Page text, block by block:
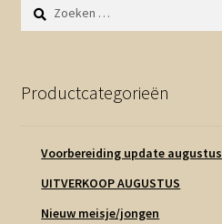
Zoeken
naar:
Productcategorieën
Voorbereiding update augustus
UITVERKOOP AUGUSTUS
Nieuw meisje/jongen